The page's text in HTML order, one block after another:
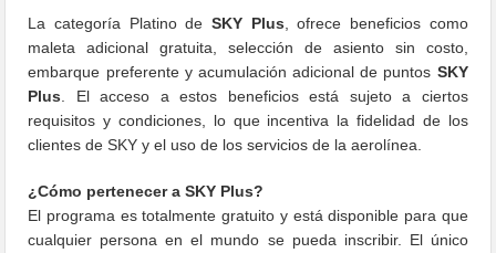
La categoría Platino de SKY Plus , ofrece beneficios como
maleta adicional gratuita, selección de asiento sin costo,
embarque preferente y acumulación adicional de puntos SKY
Plus . El acceso a estos beneficios está sujeto a ciertos
requisitos y condiciones, lo que incentiva la fidelidad de los
clientes de SKY y el uso de los servicios de la aerolínea.
¿Cómo pertenecer a SKY Plus?
El programa es totalmente gratuito y está disponible para que
cualquier persona en el mundo se pueda inscribir. El único